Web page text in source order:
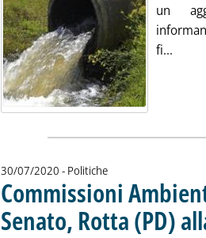
un
fi...
30/07/2020 - Politiche
Commissioni
Senato, Rotta (PD)